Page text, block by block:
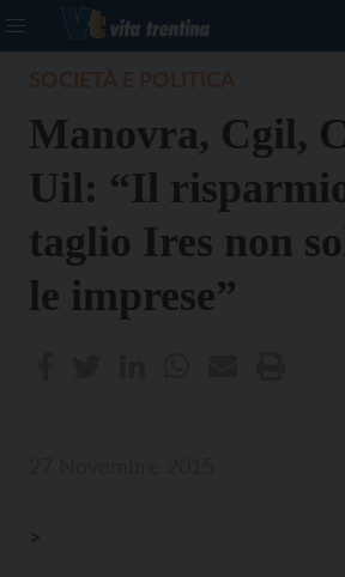
Manovra, Cgil,
Uil: “Il
taglio Ires non
le imprese”
>